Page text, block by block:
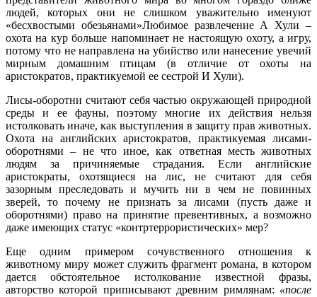
людей, которых они не слишком уважительно именуют
«бесхвостыми обезьянами»Любимое развлечение А Хули –
охота на кур больше напоминает не настоящую охоту, а игру,
потому что не направлена на убийство или нанесение увечий
мирным домашним птицам (в отличие от охоты на
аристократов, практикуемой ее сестрой И Хули).
Лисы-оборотни считают себя частью окружающей природной
среды и ее фауны, поэтому многие их действия нельзя
истолковать иначе, как выступления в защиту прав животных.
Охота на английских аристократов, практикуемая лисами-
оборотнями – не что иное, как ответная месть животных
людям за причиняемые страдания. Если английские
аристократы, охотящиеся на лис, не считают для себя
зазорным преследовать и мучить ни в чем не повинных
зверей, то почему не признать за лисами (пусть даже и
оборотнями) право на принятие превентивных, а возможно
даже имеющих статус «контртеррористических» мер?
Еще одним примером сочувственного отношения к
животному миру может служить фрагмент романа, в котором
дается обстоятельное истолкование известной фразы,
авторство которой приписывают древним римлянам: «после